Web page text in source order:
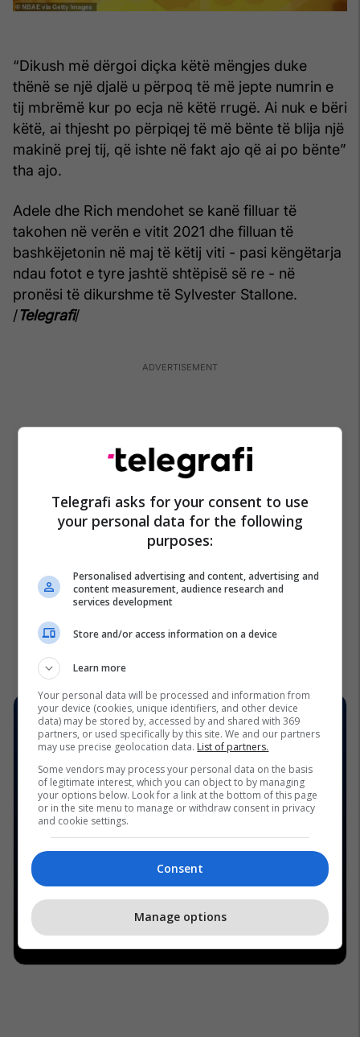
“Dikush më dërgoi diçka këtë mëngjes duke
thënë se një djalë u përpoq të më jepte numrin e
tij mbrëmë kur po ecja në këtë rrugë. Ai nuk e bëri
këtë, ai thjesht po përpiqej të më bënte të blija një
makinë prej tij, që ishte në fakt ajo që ai po bënte”
tha ajo.
Adele dhe Rich mendohet se kanë filluar të
takohen në verën e vitit 2021 dhe filluan të
bashkëjetonin në maj të këtij viti - pasi këngëtarja
ndau fotot e tyre jashtë shtëpisë së re - në
pronësi të dikurshme të Sylvester Stallone.
/Telegrafi/
Telegrafi asks for your consent to use
your personal data for the following
purposes:
Personalised advertising and content, advertising and
content measurement, audience research and
services development
Store and/or access information on a device
Learn more
Your personal data will be processed and information from
your device (cookies, unique identifiers, and other device
data) may be stored by, accessed by and shared with 369
partners, or used specifically by this site. We and our partners
may use precise geolocation data. List of partners.
Some vendors may process your personal data on the basis
of legitimate interest, which you can object to by managing
your options below. Look for a link at the bottom of this page
or in the site menu to manage or withdraw consent in privacy
and cookie settings.
Consent
Manage options